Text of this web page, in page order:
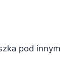
pod innym